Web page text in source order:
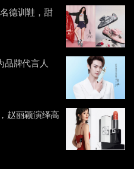
德训鞋，甜
品牌代言人
赵丽颖演绎高